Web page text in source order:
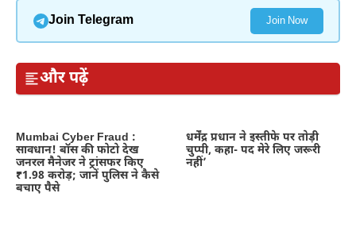
Join Telegram Join Now
और पढ़ें
Mumbai Cyber Fraud :
सावधान! बॉस की फोटो देख
जनरल मैनेजर ने ट्रांसफर किए
₹1.98 करोड़; जानें पुलिस ने कैसे
बचाए पैसे
धर्मेंद्र प्रधान ने इस्तीफे पर तोड़ी
चुप्पी, कहा- पद मेरे लिए जरूरी
नहीं’